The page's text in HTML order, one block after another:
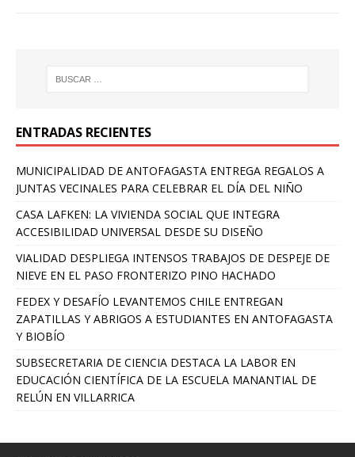
ENTRADAS RECIENTES
MUNICIPALIDAD DE ANTOFAGASTA ENTREGA REGALOS A
JUNTAS VECINALES PARA CELEBRAR EL DÍA DEL NIÑO
CASA LAFKEN: LA VIVIENDA SOCIAL QUE INTEGRA
ACCESIBILIDAD UNIVERSAL DESDE SU DISEÑO
VIALIDAD DESPLIEGA INTENSOS TRABAJOS DE DESPEJE DE
NIEVE EN EL PASO FRONTERIZO PINO HACHADO
FEDEX Y DESAFÍO LEVANTEMOS CHILE ENTREGAN
ZAPATILLAS Y ABRIGOS A ESTUDIANTES EN ANTOFAGASTA
Y BIOBÍO
SUBSECRETARIA DE CIENCIA DESTACA LA LABOR EN
EDUCACIÓN CIENTÍFICA DE LA ESCUELA MANANTIAL DE
RELÚN EN VILLARRICA